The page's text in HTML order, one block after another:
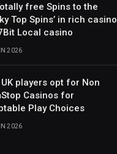
free Spins to the
Top Spins’ in rich casino
Local casino
2026
UK players opt for Non
Casinos for
Play Choices
2026